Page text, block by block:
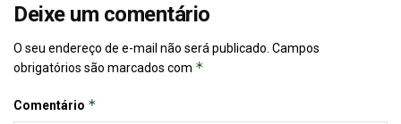
Deixe um comentário
O seu endereço de e-mail não será publicado. Campos
obrigatórios são marcados com *
Comentário *